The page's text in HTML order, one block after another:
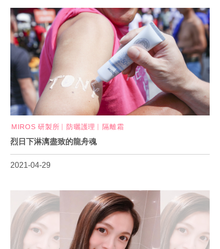
MIROS 研製所 防曬護理 隔離霜
烈日下淋漓盡致的龍舟魂
2021-04-29